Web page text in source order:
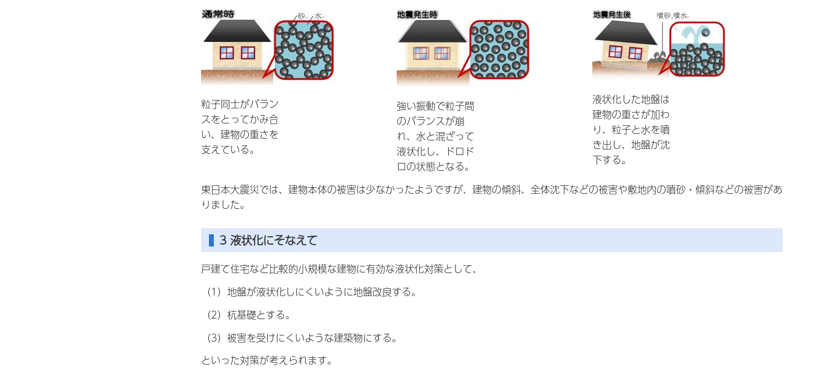
粒子同士がバラン
スをとってかみ合
い、建物の重さを
支えている。
強い振動で粒子間
のバランスが崩
れ、水と混ざって
液状化し、ドロド
ロの状態となる。
液状化した地盤は
建物の重さが加わ
り、粒子と水を噴
き出し、地盤が沈
下する。
東日本大震災では、建物本体の被害は少なかったようですが、建物の傾斜、全体沈下などの被害や敷地内の噴砂・傾斜などの被害があ
りました。
3 液状化にそなえて
戸建て住宅など比較的小規模な建物に有効な液状化対策として、
（1）地盤が液状化しにくいように地盤改良する。
（2）杭基礎とする。
（3）被害を受けにくいような建築物にする。
といった対策が考えられます。